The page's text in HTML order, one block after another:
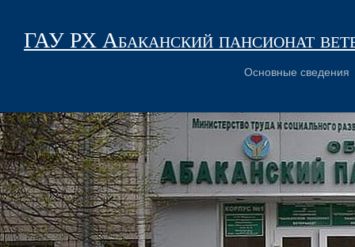
ГАУ РХ Абаканский пансионат
Основные сведения